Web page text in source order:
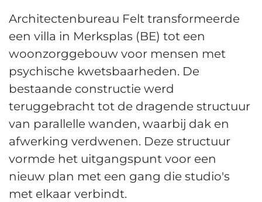
Architectenbureau Felt transformeerde
een villa in Merksplas (BE) tot een
woonzorggebouw voor mensen met
psychische kwetsbaarheden. De
bestaande constructie werd
teruggebracht tot de dragende structuur
van parallelle wanden, waarbij dak en
afwerking verdwenen. Deze structuur
vormde het uitgangspunt voor een
nieuw plan met een gang die studio's
met elkaar verbindt.